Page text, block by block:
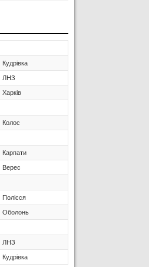
Кудрівка
ЛНЗ
Харків
Колос
Карпати
Верес
Полісся
Оболонь
ЛНЗ
Кудрівка